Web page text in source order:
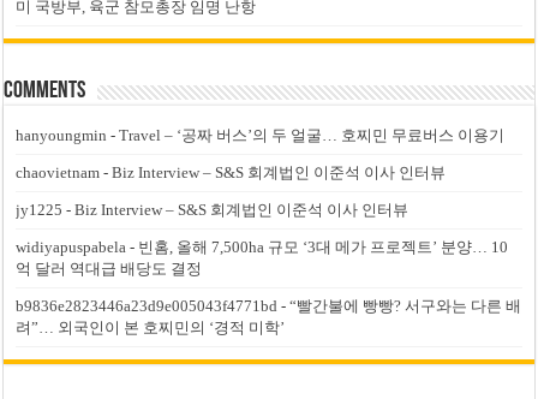
미 국방부, 육군 참모총장 임명 난항
Comments
hanyoungmin -Travel – ‘공짜 버스’의 두 얼굴… 호찌민 무료버스 이용기
chaovietnam -Biz Interview – S&S 회계법인 이준석 이사 인터뷰
jy1225 -Biz Interview – S&S 회계법인 이준석 이사 인터뷰
widiyapuspabela - 빈홈, 올해 7,500ha 규모 ‘3대 메가 프로젝트’ 분양… 10
억 달러 역대급 배당도 결정
b9836e2823446a23d9e005043f4771bd -“빨간불에 빵빵? 서구와는 다른 배
려”… 외국인이 본 호찌민의 ‘경적 미학’